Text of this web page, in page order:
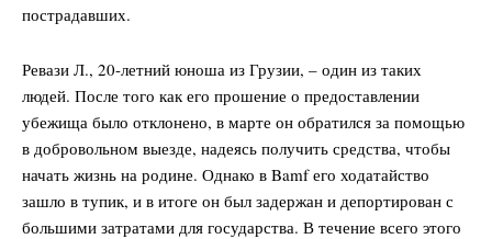
пострадавших.
Ревази Л., 20-летний юноша из Грузии, – один из таких
людей. После того как его прошение о предоставлении
убежища было отклонено, в марте он обратился за помощью
в добровольном выезде, надеясь получить средства, чтобы
начать жизнь на родине. Однако в Bamf его ходатайство
зашло в тупик, и в итоге он был задержан и депортирован с
большими затратами для государства. В течение всего этого